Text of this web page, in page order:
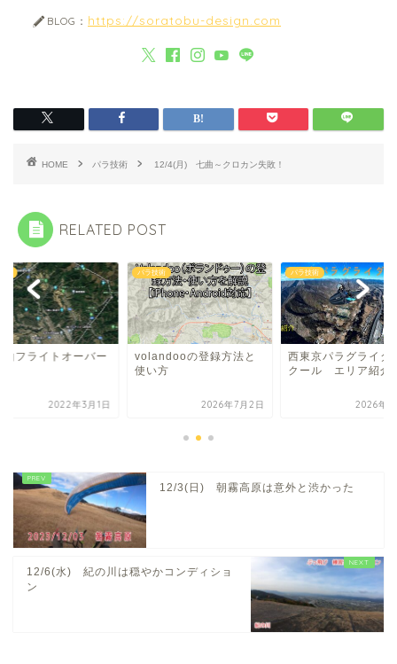
BLOG： https://soratobu-design.com
HOME パラ技術 12/4(月) 七曲～クロカン失敗！
RELATED POST
山フライトオーバー
2022年3月1日
パラ技術
volandooの登録方法と
使い方
2026年7月2日
パラ技術
西東京パラグライダ
クール エリア紹介
2026年7
12/3(日) 朝霧高原は意外と渋かった
12/6(水) 紀の川は穏やかコンディショ
ン